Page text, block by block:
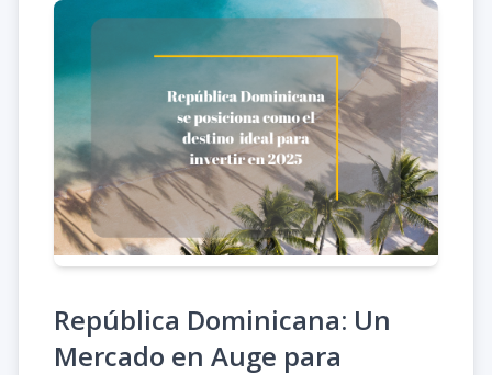
República Dominicana: Un
Mercado en Auge para